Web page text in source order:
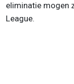
eliminatie mogen
League.